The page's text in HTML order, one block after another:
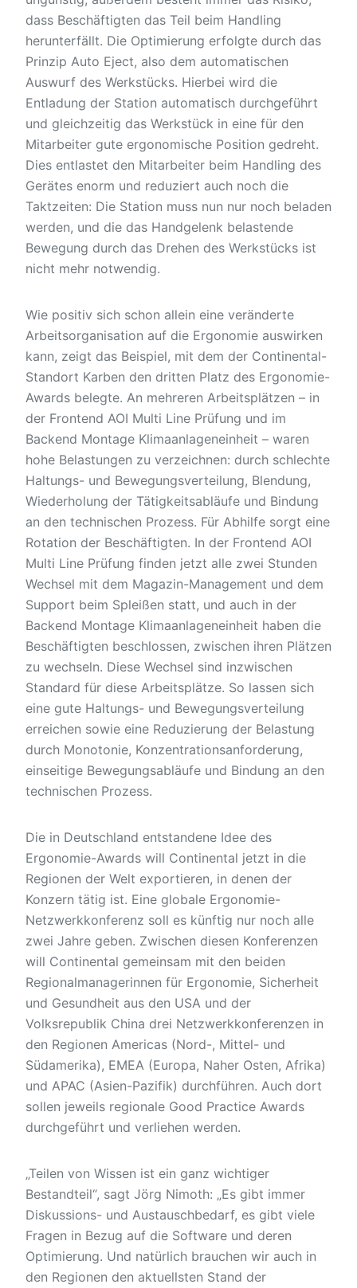
dass Beschäftigten das Teil beim Handling
herunterfällt. Die Optimierung erfolgte durch das
Prinzip Auto Eject, also dem automatischen
Auswurf des Werkstücks. Hierbei wird die
Entladung der Station automatisch durchgeführt
und gleichzeitig das Werkstück in eine für den
Mitarbeiter gute ergonomische Position gedreht.
Dies entlastet den Mitarbeiter beim Handling des
Gerätes enorm und reduziert auch noch die
Taktzeiten: Die Station muss nun nur noch beladen
werden, und die das Handgelenk belastende
Bewegung durch das Drehen des Werkstücks ist
nicht mehr notwendig.
Wie positiv sich schon allein eine veränderte
Arbeitsorganisation auf die Ergonomie auswirken
kann, zeigt das Beispiel, mit dem der Continental-
Standort Karben den dritten Platz des Ergonomie-
Awards belegte. An mehreren Arbeitsplätzen – in
der Frontend AOI Multi Line Prüfung und im
Backend Montage Klimaanlageneinheit – waren
hohe Belastungen zu verzeichnen: durch schlechte
Haltungs- und Bewegungsverteilung, Blendung,
Wiederholung der Tätigkeitsabläufe und Bindung
an den technischen Prozess. Für Abhilfe sorgt eine
Rotation der Beschäftigten. In der Frontend AOI
Multi Line Prüfung finden jetzt alle zwei Stunden
Wechsel mit dem Magazin-Management und dem
Support beim Spleißen statt, und auch in der
Backend Montage Klimaanlageneinheit haben die
Beschäftigten beschlossen, zwischen ihren Plätzen
zu wechseln. Diese Wechsel sind inzwischen
Standard für diese Arbeitsplätze. So lassen sich
eine gute Haltungs- und Bewegungsverteilung
erreichen sowie eine Reduzierung der Belastung
durch Monotonie, Konzentrationsanforderung,
einseitige Bewegungsabläufe und Bindung an den
technischen Prozess.
Die in Deutschland entstandene Idee des
Ergonomie-Awards will Continental jetzt in die
Regionen der Welt exportieren, in denen der
Konzern tätig ist. Eine globale Ergonomie-
Netzwerkkonferenz soll es künftig nur noch alle
zwei Jahre geben. Zwischen diesen Konferenzen
will Continental gemeinsam mit den beiden
Regionalmanagerinnen für Ergonomie, Sicherheit
und Gesundheit aus den USA und der
Volksrepublik China drei Netzwerkkonferenzen in
den Regionen Americas (Nord-, Mittel- und
Südamerika), EMEA (Europa, Naher Osten, Afrika)
und APAC (Asien-Pazifik) durchführen. Auch dort
sollen jeweils regionale Good Practice Awards
durchgeführt und verliehen werden.
„Teilen von Wissen ist ein ganz wichtiger
Bestandteil“, sagt Jörg Nimoth: „Es gibt immer
Diskussions- und Austauschbedarf, es gibt viele
Fragen in Bezug auf die Software und deren
Optimierung. Und natürlich brauchen wir auch in
den Regionen den aktuellsten Stand der